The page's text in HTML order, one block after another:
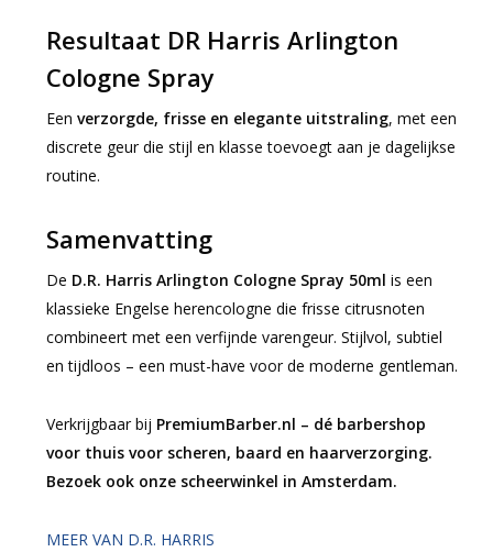
Resultaat DR Harris Arlington
Cologne Spray
Een verzorgde, frisse en elegante uitstraling, met een
discrete geur die stijl en klasse toevoegt aan je dagelijkse
routine.
Samenvatting
De D.R. Harris Arlington Cologne Spray 50ml is een
klassieke Engelse herencologne die frisse citrusnoten
combineert met een verfijnde varengeur. Stijlvol, subtiel
en tijdloos – een must-have voor de moderne gentleman.
Verkrijgbaar bij PremiumBarber.nl – dé barbershop
voor thuis voor scheren, baard en haarverzorging.
Bezoek ook onze scheerwinkel in Amsterdam.
MEER VAN D.R. HARRIS